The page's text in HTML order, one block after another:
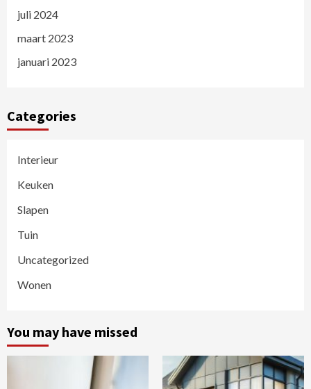
juli 2024
maart 2023
januari 2023
Categories
Interieur
Keuken
Slapen
Tuin
Uncategorized
Wonen
You may have missed